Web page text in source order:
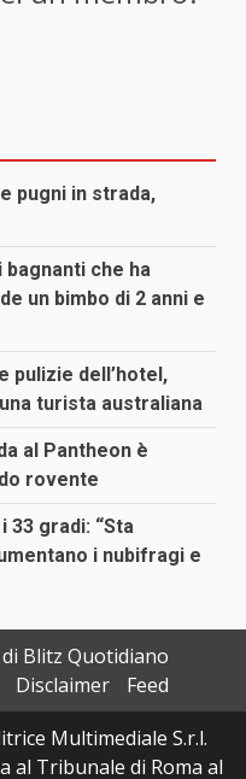
pugni in strada,
bagnanti che ha
un bimbo di 2 anni e
pulizie dell’hotel,
turista australiana
al Pantheon è
rovente
gradi: “Sta
i nubifragi e
Blitz Quotidiano
Disclaimer
Feed
Multimediale S.r.l.
al Tribunale di Roma al